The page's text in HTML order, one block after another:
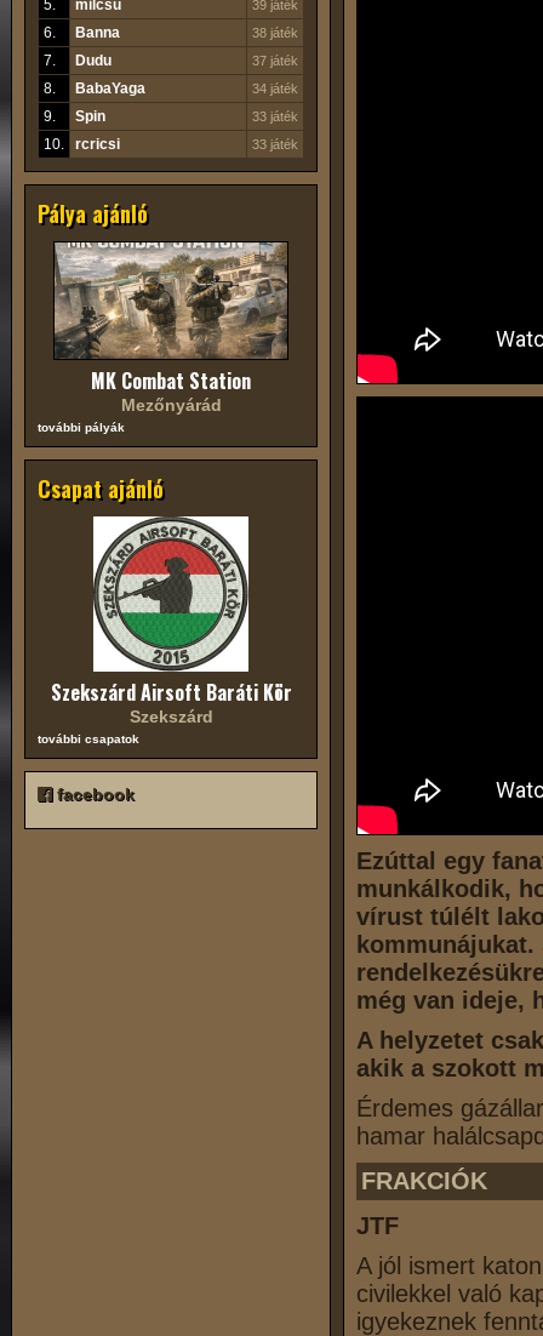
5. milcsu 39 játék
6. Banna 38 játék
7. Dudu 37 játék
8. BabaYaga 34 játék
9. Spin 33 játék
10. rcricsi 33 játék
Pálya ajánló
MK Combat Station
Mezőnyárád
további pályák
Csapat ajánló
Szekszárd Airsoft Baráti Kör
Szekszárd
további csapatok
facebook
Ezúttal egy
munkálkodik,
vírust túlélt
még van ideje,
A helyzetet
akik a szokott
Érdemes
hamar
FRAKCIÓK
JTF
A jól ismert
civilekkel való
igyekeznek